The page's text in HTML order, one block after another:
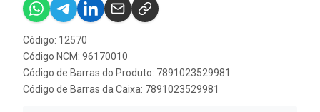
Código: 12570
Código NCM: 96170010
Código de Barras do Produto: 7891023529981
Código de Barras da Caixa: 7891023529981